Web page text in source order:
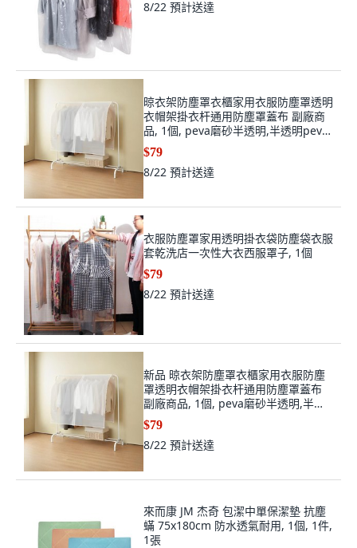
8/22 預計送達
晾衣架防塵罩衣櫃家用衣服防塵罩透明
衣帽架掛衣杆通用防塵罩蓋布 副廠商
品, 1個, peva磨砂半透明,半透明peva
寬60CM*高110CM
$79
8/22 預計送達
衣服防塵罩家用透明掛衣袋防塵袋衣服
套乾洗店一次性大衣西服罩子, 1個
$79
8/22 預計送達
新品 晾衣架防塵罩衣櫃家用衣服防塵
罩透明衣帽架掛衣杆通用防塵罩蓋布
副廠商品, 1個, peva磨砂半透明,半透
明peva 寬60CM*高110CM, N/A
$79
8/22 預計送達
來而康 JM 杰奇 包潔中單保潔墊 抗塵
蟎 75x180cm 防水透氣耐用, 1個, 1件,
1張